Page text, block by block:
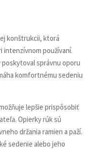
konštrukcii, ktorá
používaní.
správnu oporu
komfortnému sedeniu
lepšie prispôsobiť
Opierky rúk sú
držania ramien a paží.
sedenie alebo jeho